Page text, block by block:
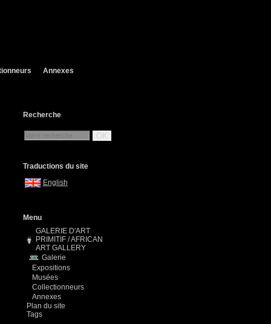
Annexes
Recherche
OK
Traductions du site
English
Menu
GALERIE D'ART
PRIMITIF / AFRICAN
ART GALLERY
Galerie
Expositions
Musées
Collectionneurs
Annexes
Plan du site
Tags